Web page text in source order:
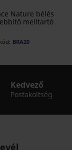
Nature bélés
melltartó
kód: BRA20
Kedvező
Postaköltség